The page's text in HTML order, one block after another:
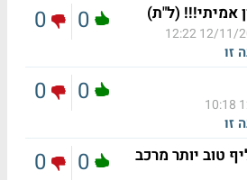
אמיתי!!! (ל"ת)
12/11/2011
זו
0
0
זו
0
0
טוב יותר מרכב
0
0